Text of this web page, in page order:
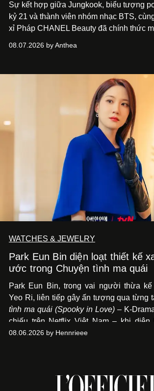
Sự kết hợp giữa Jungkook, biểu tượng
kỷ 21 và thành viên nhóm nhạc BTS,
xỉ Pháp CHANEL Beauty đã chính thức
hoa cao cấp 1957.
08.07.2026 by Anthea
WATCHES & JEWELRY
Park Eun Bin diện loạt thiết kế
ước trong Chuyện tình ma quái
Park Eun Bin, trong vai người thừa kế
Yeo Ri, liên tiếp gây ấn tượng qua từng
tình ma quái (Spooky in Love) – K-
chiếu trên Netflix Việt Nam – khi diện
đồng hồ & trang sức xa xỉ tương xứng
08.06.2026 by Hennrieee